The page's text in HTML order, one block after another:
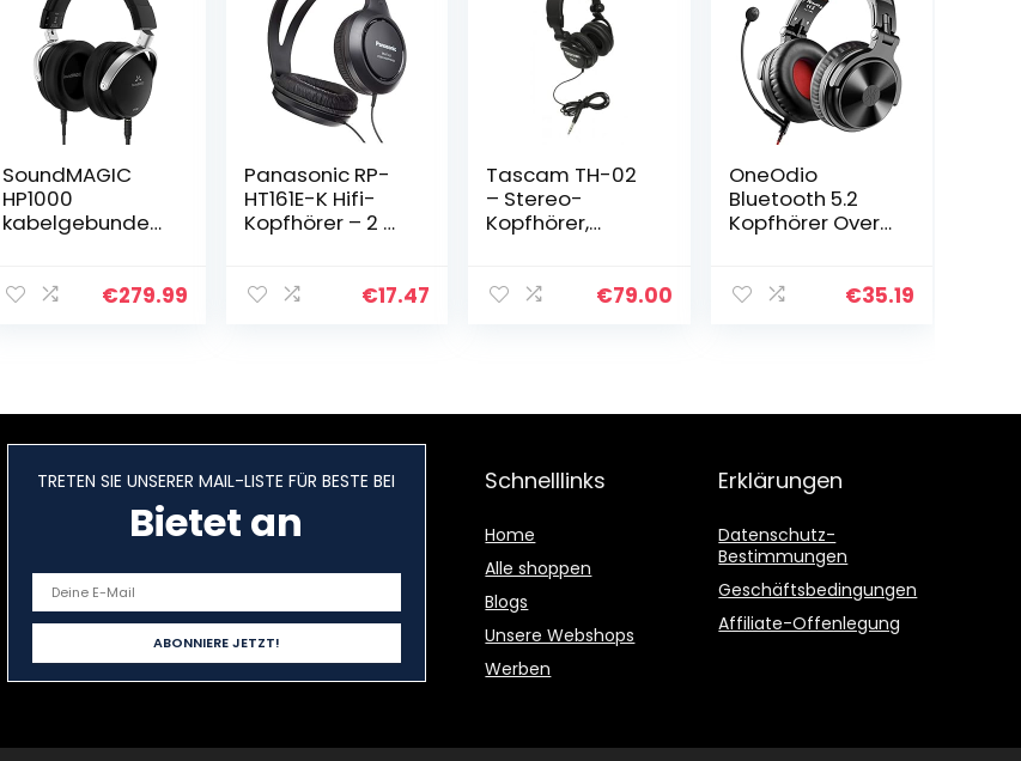
SoundMAGIC
HP1000
kabelgebunden
Stereo,
nd…
€279.99
Panasonic RP-
HT161E-K Hifi-
Kopfhörer – 2 m
mm Wandler,
€17.47
Tascam TH-02
– Stereo-
Kopfhörer,
€79.00
OneOdio
Bluetooth 5.2
Kopfhörer Over
Kabellos mit€35.19
TRETEN SIE UNSERER MAIL-LISTE FÜR BESTE BEI
Bietet an
Schnelllinks
Home
Alle shoppen
Blogs
Unsere Webshops
Werben
Erklärungen
Datenschutz-
Bestimmungen
Geschäftsbedingungen
Affiliate-Offenlegung